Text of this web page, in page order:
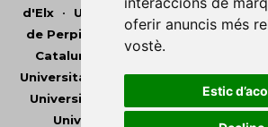
oferir anuncis més
vostè.
Estic
d'Elx• Universitat Oberta de
de Perpinyà Via Domitia•
Catalunya
Universitat
Universitat Pompeu Fabra•
Universitat Rovira i Virgili
•
Universitat de València
•